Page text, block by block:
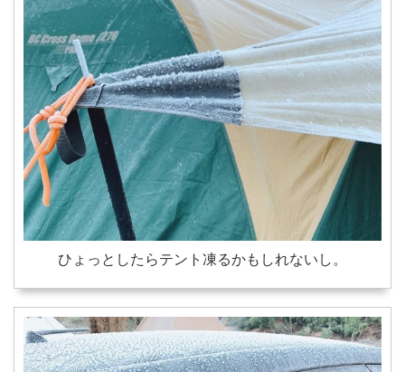
ひょっとしたらテント凍るかもしれないし。